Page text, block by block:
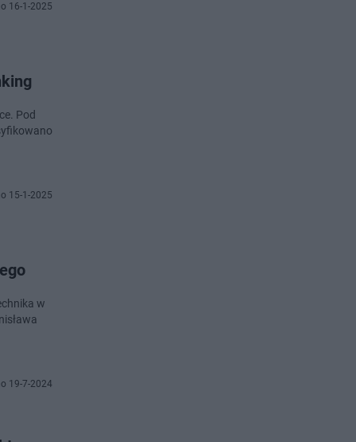
16-1-2025
Pod
15-1-2025
w
19-7-2024